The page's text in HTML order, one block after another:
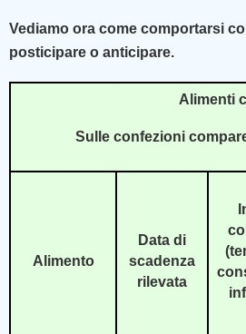
Vediamo ora come comportarsi
posticipare o anticipare.
Alimenti
Sulle confezioni
Alimento
Data di
scadenza
rilevata